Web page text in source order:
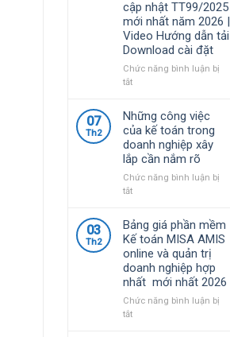
2026
|
Video
Hướng
tải
Download
đặt
định
về
chính
sách
thuế
và
thuế
đối
với
hộ
kinh
doanh,
kinh
doanh
cập nhật TT99/2025
mới nhất năm 2026 |
Video Hướng dẫn tải
Download cài đặt
Chức năng bình luận bị
tắtở
Phần
mềm
kế
toán
MISA
SME.NET
R3
cập
nhật
TT99/2025
mới
nhất
năm
2026
07
Th2
Những công việc
của kế toán trong
doanh nghiệp xây
lắp cần nắm rõ
Chức năng bình luận bị
tắtở
công
việc
của
kế
toán
trong
doanh
nghiệp
03
Th2
Bảng giá phần mềm
Kế toán MISA AMIS
online và quản trị
doanh nghiệp hợp
nhất mới nhất 2026
Chức năng bình luận bị
tắtở